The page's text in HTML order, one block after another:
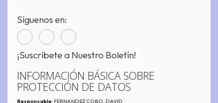
Síguenos en:
¡Suscríbete a Nuestro Boletín!
INFORMACIÓN BÁSICA SOBRE
PROTECCIÓN DE DATOS
Responsable: FERNANDEZ COBO, DAVID